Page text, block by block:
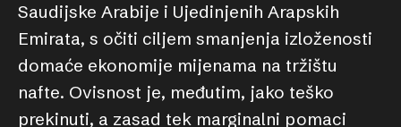
Saudijske Arabije i Ujedinjenih Arapskih
Emirata, s očiti ciljem smanjenja izloženosti
domaće ekonomije mijenama na tržištu
nafte. Ovisnost je, međutim, jako teško
prekinuti, a zasad tek marginalni pomaci